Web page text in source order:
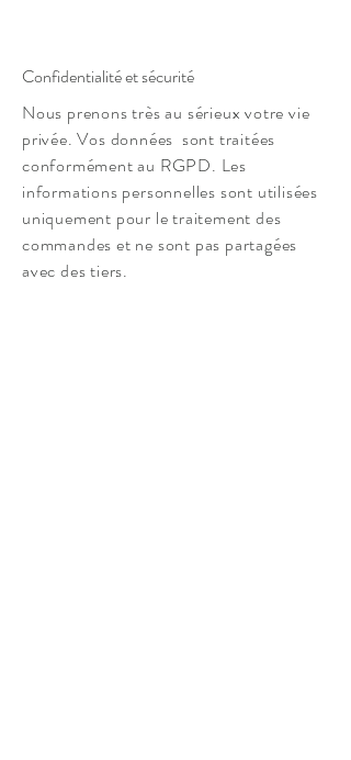
Confidentialité et sécurité
Nous prenons très au sérieux votre vie
privée. Vos données sont traitées
conformément au RGPD. Les
informations personnelles sont utilisées
uniquement pour le traitement des
commandes et ne sont pas partagées
avec des tiers.